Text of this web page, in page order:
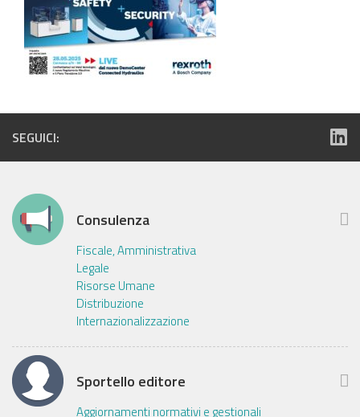
SEGUICI:
Consulenza
Fiscale, Amministrativa
Legale
Risorse Umane
Distribuzione
Internazionalizzazione
Sportello editore
Aggiornamenti normativi e gestionali